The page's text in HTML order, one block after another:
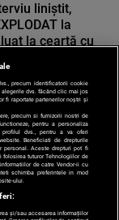
liniștit,
la
la ceartă cu
precum identificatorii cookie
alegerile dvs. făcând clic mai jos
fi raportate partenerilor noștri și
precum si furnizorii nostri de
pentru a personaliza
dvs., pentru a va oferi
Beneficiati de drepturile
personal. Aceste drepturi pot fi
folosirea tuturor Tehnologiilor de
de catre Vendor-ii cu
schimba preferintele in mod
ului.
și/sau accesarea informațiilor